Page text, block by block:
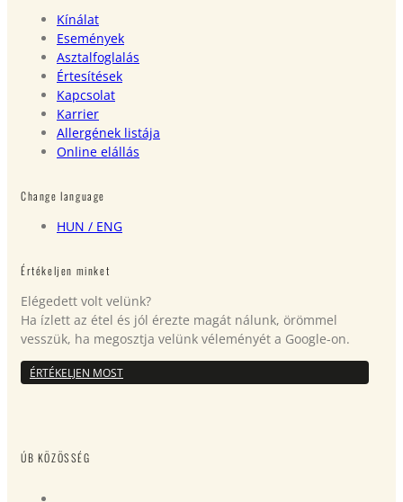
Kínálat
Események
Asztalfoglalás
Értesítések
Kapcsolat
Karrier
Allergének listája
Online elállás
Change language
HUN / ENG
Értékeljen minket
Elégedett volt velünk?
Ha ízlett az étel és jól érezte magát nálunk, örömmel
vesszük, ha megosztja velünk véleményét a Google-on.
ÉRTÉKELJEN MOST
ÚB KÖZÖSSÉG